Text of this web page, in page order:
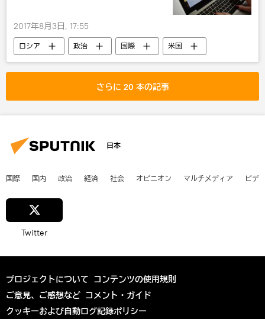
2017年8月3日, 17:55
ロシア 政治 国際
米国
インターネット
さらに 20 本の記事
日本
国際 国内 政治 経済 社会 オピニオン マルチメディア ビデ
Twitter
プロジェクトについて コンテンツの使用規則
ご意見、ご感想など コメント・ガイド
クッキーおよび自動ログ記録ポリシー